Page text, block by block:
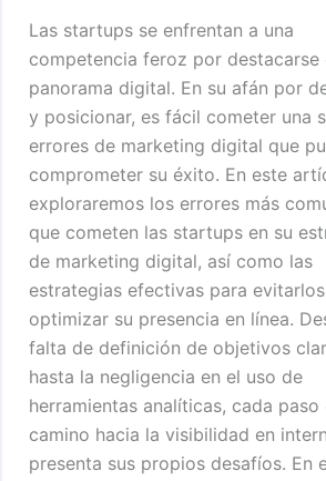
Las startups se enfrentan a una
competencia feroz por destacarse
panorama digital. En su afán por
y posicionar, es fácil cometer una
errores de marketing digital que
comprometer su éxito. En este
exploraremos los errores más
que cometen las startups en su
de marketing digital, así como las
estrategias efectivas para
optimizar su presencia en línea.
falta de definición de objetivos
hasta la negligencia en el uso de
herramientas analíticas, cada paso
camino hacia la visibilidad en
presenta sus propios desafíos. En